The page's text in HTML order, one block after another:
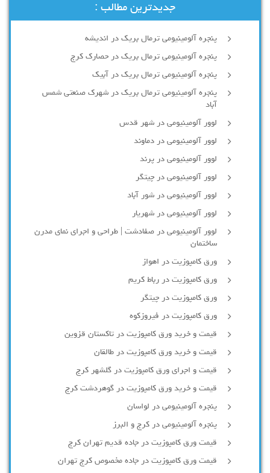
جدیدترین مطالب :
پنجره آلومینیومی ترمال بریک در اندیشه
پنجره آلومینیومی ترمال بریک در حصارک کرج
پنجره آلومینیومی ترمال بریک در آبیک
پنجره آلومینیومی ترمال بریک در شهرک صنعتی شمس
آباد
لوور آلومینیومی در شهر قدس
لوور آلومینیومی در دماوند
لوور آلومینیومی در پرند
لوور آلومینیومی در چیتگر
لوور آلومینیومی در شور آباد
لوور آلومينيومي در شهريار
لوور آلومینیومی در صفادشت | طراحی و اجرای نمای مدرن
ساختمان
ورق کامپوزیت در اهواز
ورق کامپوزیت در رباط کریم
ورق کامپوزیت در چیتگر
ورق کامپوزیت در فیروزکوه
قیمت و خرید ورق کامپوزیت در تاکستان قزوین
قیمت و خرید ورق کامپوزیت در طالقان
قیمت و اجرای ورق کامپوزیت در گلشهر کرج
قیمت و خرید ورق کامپوزیت در گوهردشت کرج
پنجره آلومینیومی در لواسان
پنجره آلومینیومی در کرج و البرز
قیمت ورق کامپوزیت در جاده قدیم تهران کرج
قیمت ورق کامپوزیت در جاده مخصوص کرج تهران